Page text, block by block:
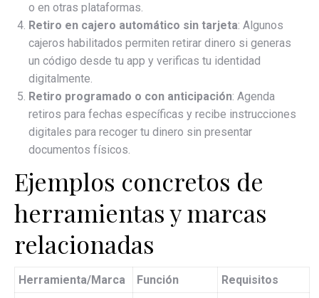
o en otras plataformas.
Retiro en cajero automático sin tarjeta: Algunos
cajeros habilitados permiten retirar dinero si generas
un código desde tu app y verificas tu identidad
digitalmente.
Retiro programado o con anticipación: Agenda
retiros para fechas específicas y recibe instrucciones
digitales para recoger tu dinero sin presentar
documentos físicos.
Ejemplos concretos de
herramientas y marcas
relacionadas
Herramienta/Marca Función Requisitos